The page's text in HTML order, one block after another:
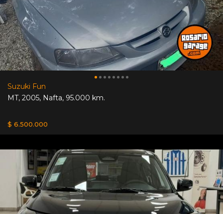
Suzuki Fun
MT, 2005, Nafta, 95.000 km.
$ 6.500.000